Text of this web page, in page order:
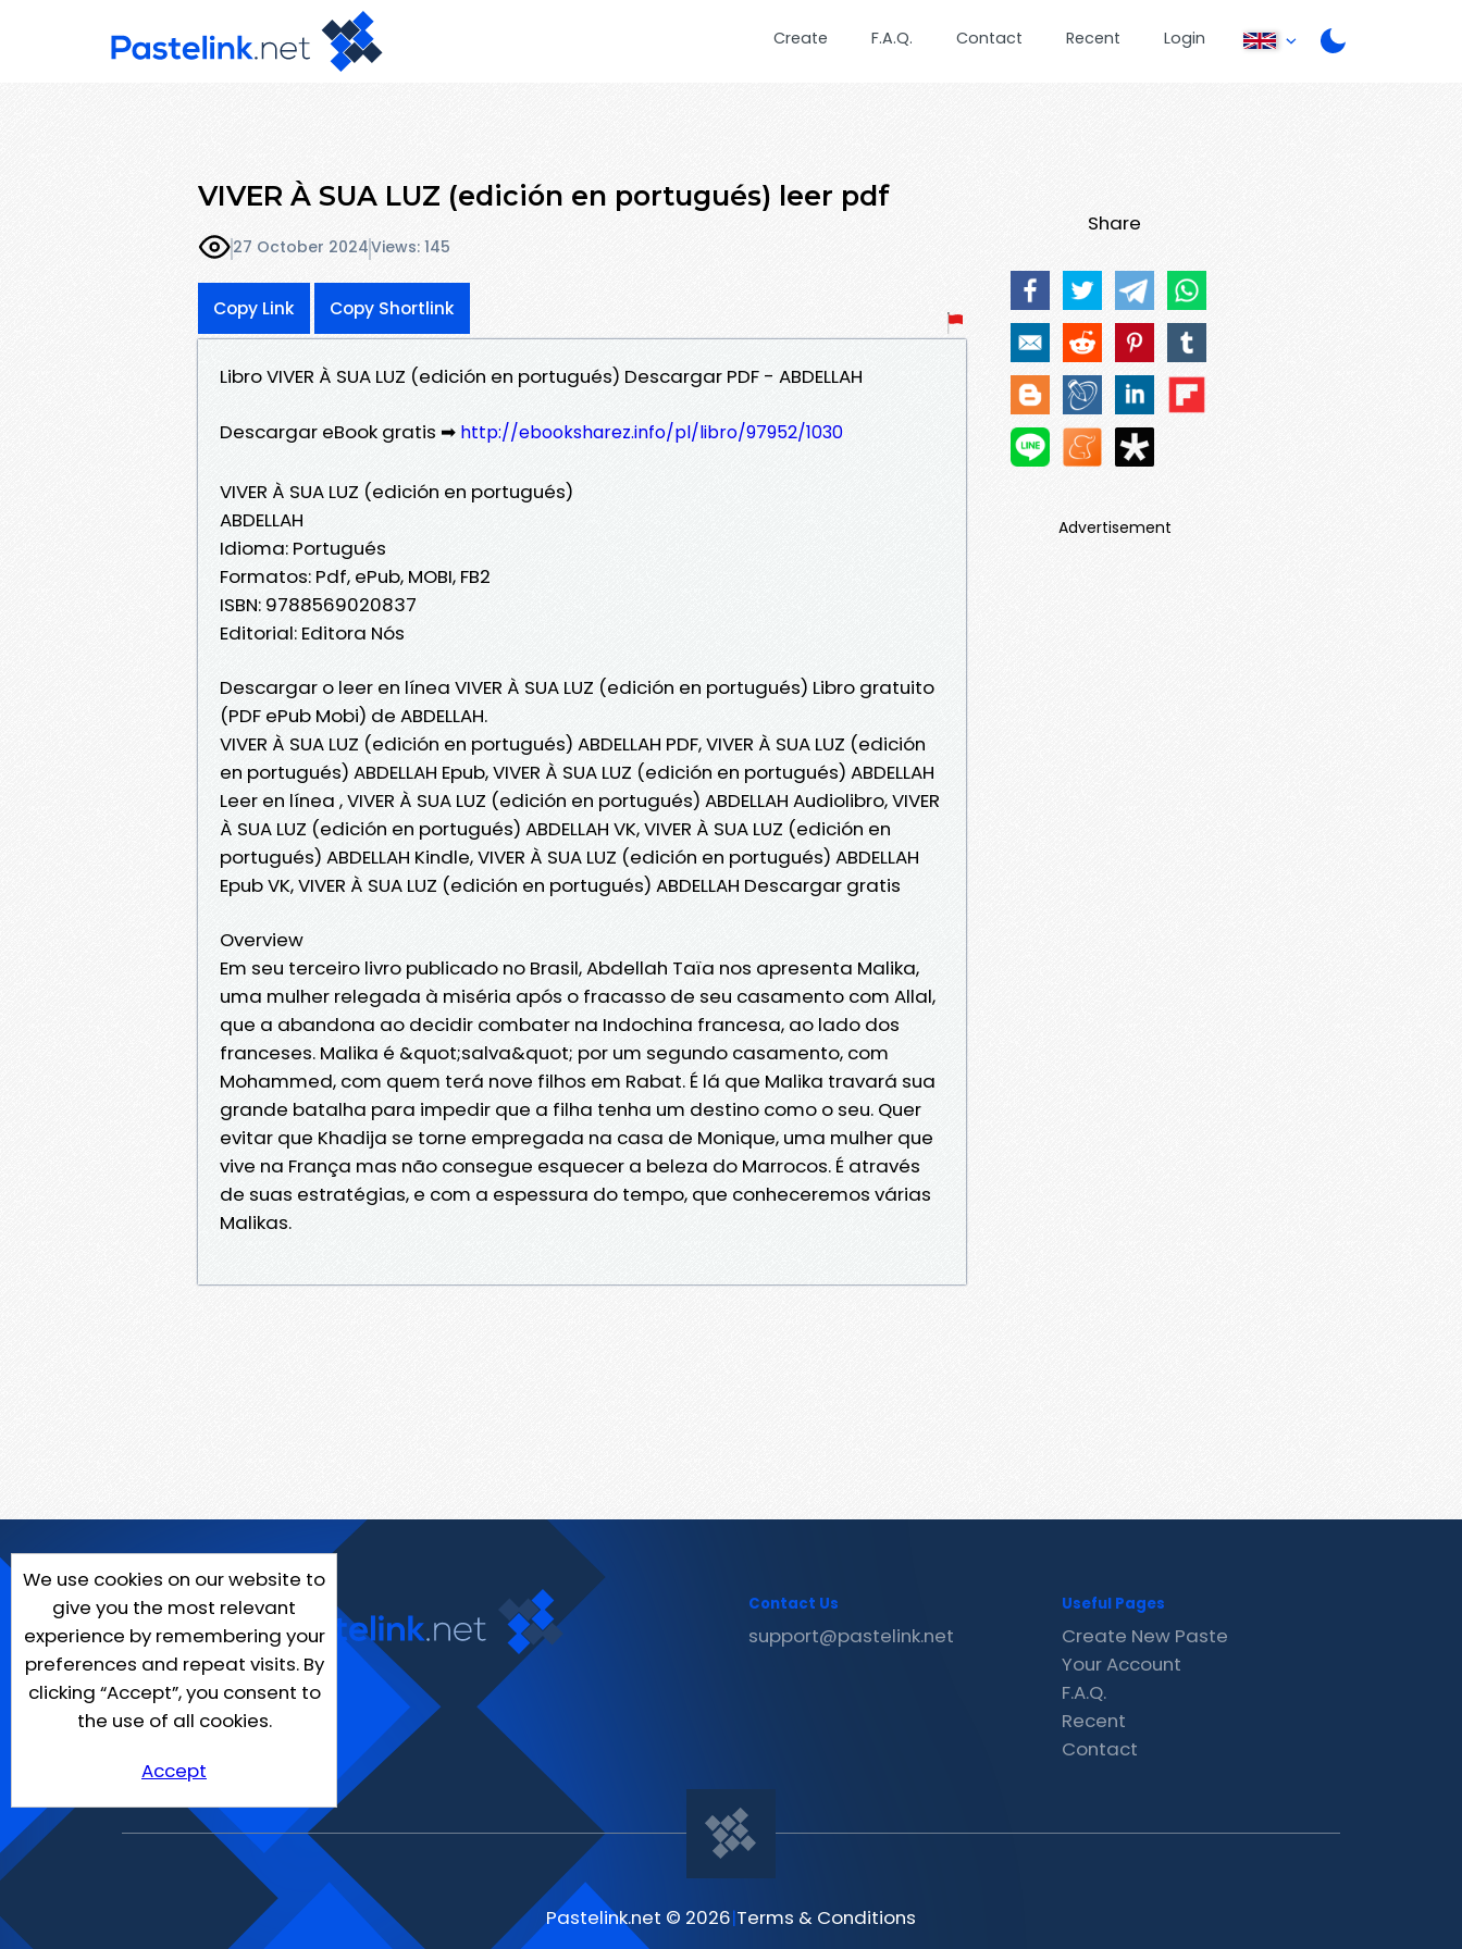
Create F.A.Q. Contact Recent Login
VIVER À SUA LUZ (edición en portugués) leer pdf
27 October 2024Views: 145
Copy Link Copy Shortlink
Libro VIVER À SUA LUZ (edición en portugués) Descargar PDF - ABDELLAH
Descargar eBook gratis ➡ http://ebooksharez.info/pl/libro/97952/1030
VIVER À SUA LUZ (edición en portugués)
ABDELLAH
Idioma: Portugués
Formatos: Pdf, ePub, MOBI, FB2
ISBN: 9788569020837
Editorial: Editora Nós
Descargar o leer en línea VIVER À SUA LUZ (edición en portugués) Libro gratuito
(PDF ePub Mobi) de ABDELLAH.
VIVER À SUA LUZ (edición en portugués) ABDELLAH PDF, VIVER À SUA LUZ (edición
en portugués) ABDELLAH Epub, VIVER À SUA LUZ (edición en portugués) ABDELLAH
Leer en línea , VIVER À SUA LUZ (edición en portugués) ABDELLAH Audiolibro, VIVER
À SUA LUZ (edición en portugués) ABDELLAH VK, VIVER À SUA LUZ (edición en
portugués) ABDELLAH Kindle, VIVER À SUA LUZ (edición en portugués) ABDELLAH
Epub VK, VIVER À SUA LUZ (edición en portugués) ABDELLAH Descargar gratis
Overview
Em seu terceiro livro publicado no Brasil, Abdellah Taïa nos apresenta Malika,
uma mulher relegada à miséria após o fracasso de seu casamento com Allal,
que a abandona ao decidir combater na Indochina francesa, ao lado dos
franceses. Malika é &quot;salva&quot; por um segundo casamento, com
Mohammed, com quem terá nove filhos em Rabat. É lá que Malika travará sua
grande batalha para impedir que a filha tenha um destino como o seu. Quer
evitar que Khadija se torne empregada na casa de Monique, uma mulher que
vive na França mas não consegue esquecer a beleza do Marrocos. É através
de suas estratégias, e com a espessura do tempo, que conheceremos várias
Malikas.
Share
Advertisement
We use cookies on our website to
give you the most relevant
experience by remembering your
preferences and repeat visits. By
clicking “Accept”, you consent to
the use of all cookies.
Accept
Contact Us
support@pastelink.net
Useful Pages
Create New Paste
Your Account
F.A.Q.
Recent
Contact
Pastelink.net © 2026|Terms & Conditions